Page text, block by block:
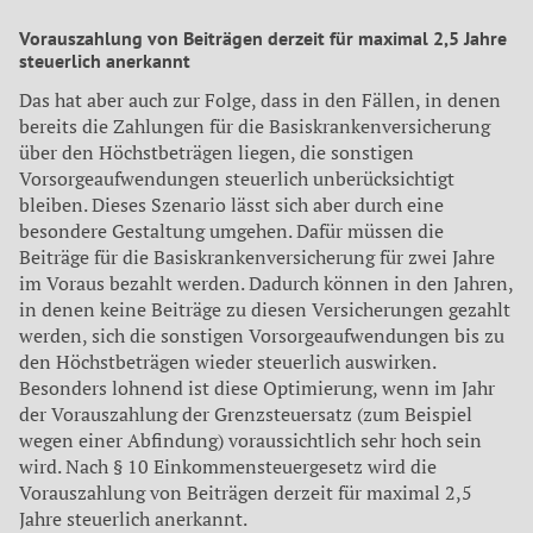
Vorauszahlung von Beiträgen derzeit für maximal 2,5 Jahre
steuerlich anerkannt
Das hat aber auch zur Folge, dass in den Fällen, in denen
bereits die Zahlungen für die Basiskrankenversicherung
über den Höchstbeträgen liegen, die sonstigen
Vorsorgeaufwendungen steuerlich unberücksichtigt
bleiben. Dieses Szenario lässt sich aber durch eine
besondere Gestaltung umgehen. Dafür müssen die
Beiträge für die Basiskrankenversicherung für zwei Jahre
im Voraus bezahlt werden. Dadurch können in den Jahren,
in denen keine Beiträge zu diesen Versicherungen gezahlt
werden, sich die sonstigen Vorsorgeaufwendungen bis zu
den Höchstbeträgen wieder steuerlich auswirken.
Besonders lohnend ist diese Optimierung, wenn im Jahr
der Vorauszahlung der Grenzsteuersatz (zum Beispiel
wegen einer Abfindung) voraussichtlich sehr hoch sein
wird. Nach § 10 Einkommensteuergesetz wird die
Vorauszahlung von Beiträgen derzeit für maximal 2,5
Jahre steuerlich anerkannt.